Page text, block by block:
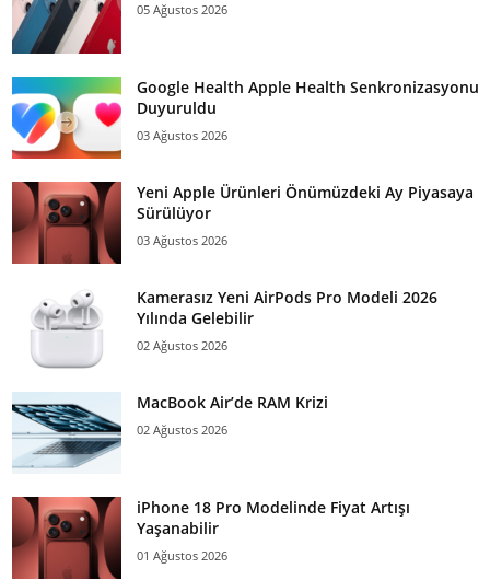
05 Ağustos 2026
Google Health Apple Health Senkronizasyonu
Duyuruldu
03 Ağustos 2026
Yeni Apple Ürünleri Önümüzdeki Ay Piyasaya
Sürülüyor
03 Ağustos 2026
Kamerasız Yeni AirPods Pro Modeli 2026
Yılında Gelebilir
02 Ağustos 2026
MacBook Air’de RAM Krizi
02 Ağustos 2026
iPhone 18 Pro Modelinde Fiyat Artışı
Yaşanabilir
01 Ağustos 2026